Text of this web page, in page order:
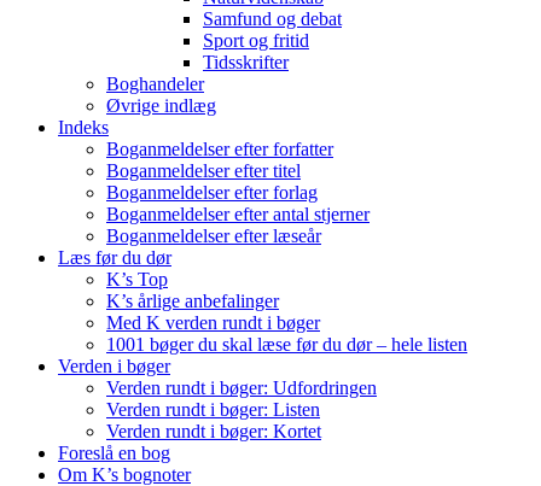
Samfund og debat
Sport og fritid
Tidsskrifter
Boghandeler
Øvrige indlæg
Indeks
Boganmeldelser efter forfatter
Boganmeldelser efter titel
Boganmeldelser efter forlag
Boganmeldelser efter antal stjerner
Boganmeldelser efter læseår
Læs før du dør
K’s Top
K’s årlige anbefalinger
Med K verden rundt i bøger
1001 bøger du skal læse før du dør – hele listen
Verden i bøger
Verden rundt i bøger: Udfordringen
Verden rundt i bøger: Listen
Verden rundt i bøger: Kortet
Foreslå en bog
Om K’s bognoter